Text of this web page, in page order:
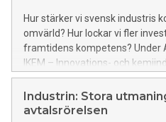
Hur stärker vi svensk industris
omvärld? Hur lockar vi fler
framtidens kompetens? Under
IKEM – Innovations- och
politiker, företagsledare och
av de viktigaste
Välkommen att bevaka våra
Industrin: Stora
avtalsrörelsen